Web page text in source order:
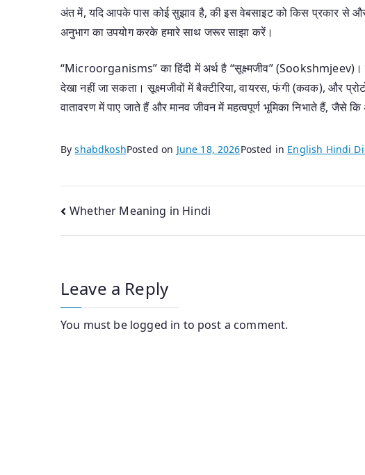
अंत में, यदि आपके पास कोई सुझाव है, की इस वेबसाइट को किस प्रकार से
अनुभाग का उपयोग करके हमारे साथ जरूर साझा करें।
“Microorganisms” का हिंदी में अर्थ है “सूक्ष्मजीव”
देखा नहीं जा सकता। सूक्ष्मजीवों में बैक्टीरिया, वायरस, फंगी (कवक), और
वातावरण में पाए जाते हैं और मानव जीवन में महत्वपूर्ण भूमिका निभाते हैं, जैसे
ByshabdkoshPosted on June 18, 2026Posted in English Hindi
Post
navigation
Whether Meaning in Hindi
Leave a Reply
You must be logged in to post a comment.